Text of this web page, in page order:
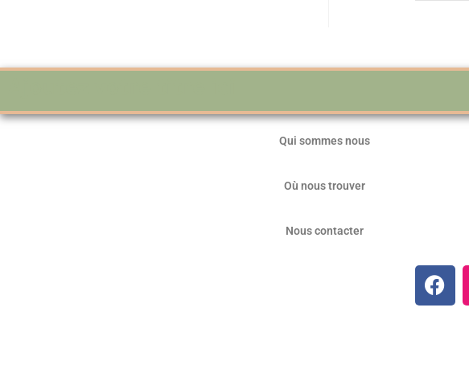
Qui sommes nous
Où nous trouver
Nous contacter